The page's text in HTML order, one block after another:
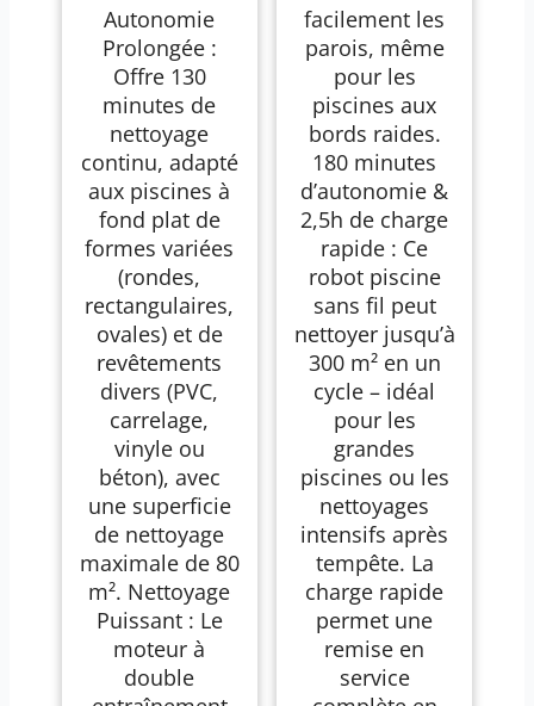
Puissant, Charge
Rapide en 2,5h,
Moteurs à Double
Entraînement, Idéal
pour Robot Piscine
Hors Sol Piscines à
Fond Plat Jusqu'à 80
m²，Noir
Autonomie
Prolongée :
Offre 130
minutes de
nettoyage
continu, adapté
aux piscines à
fond plat de
formes variées
(rondes,
rectangulaires,
ovales) et de
revêtements
divers (PVC,
carrelage,
vinyle ou
béton), avec
une superficie
de nettoyage
maximale de 80
m². Nettoyage
Puissant : Le
moteur à
double
facilement les
parois, même
pour les
piscines aux
bords raides.
180 minutes
d’autonomie &
2,5h de charge
rapide : Ce
robot piscine
sans fil peut
nettoyer jusqu’à
300 m² en un
cycle – idéal
pour les
grandes
piscines ou les
nettoyages
intensifs après
tempête. La
charge rapide
permet une
remise en
service